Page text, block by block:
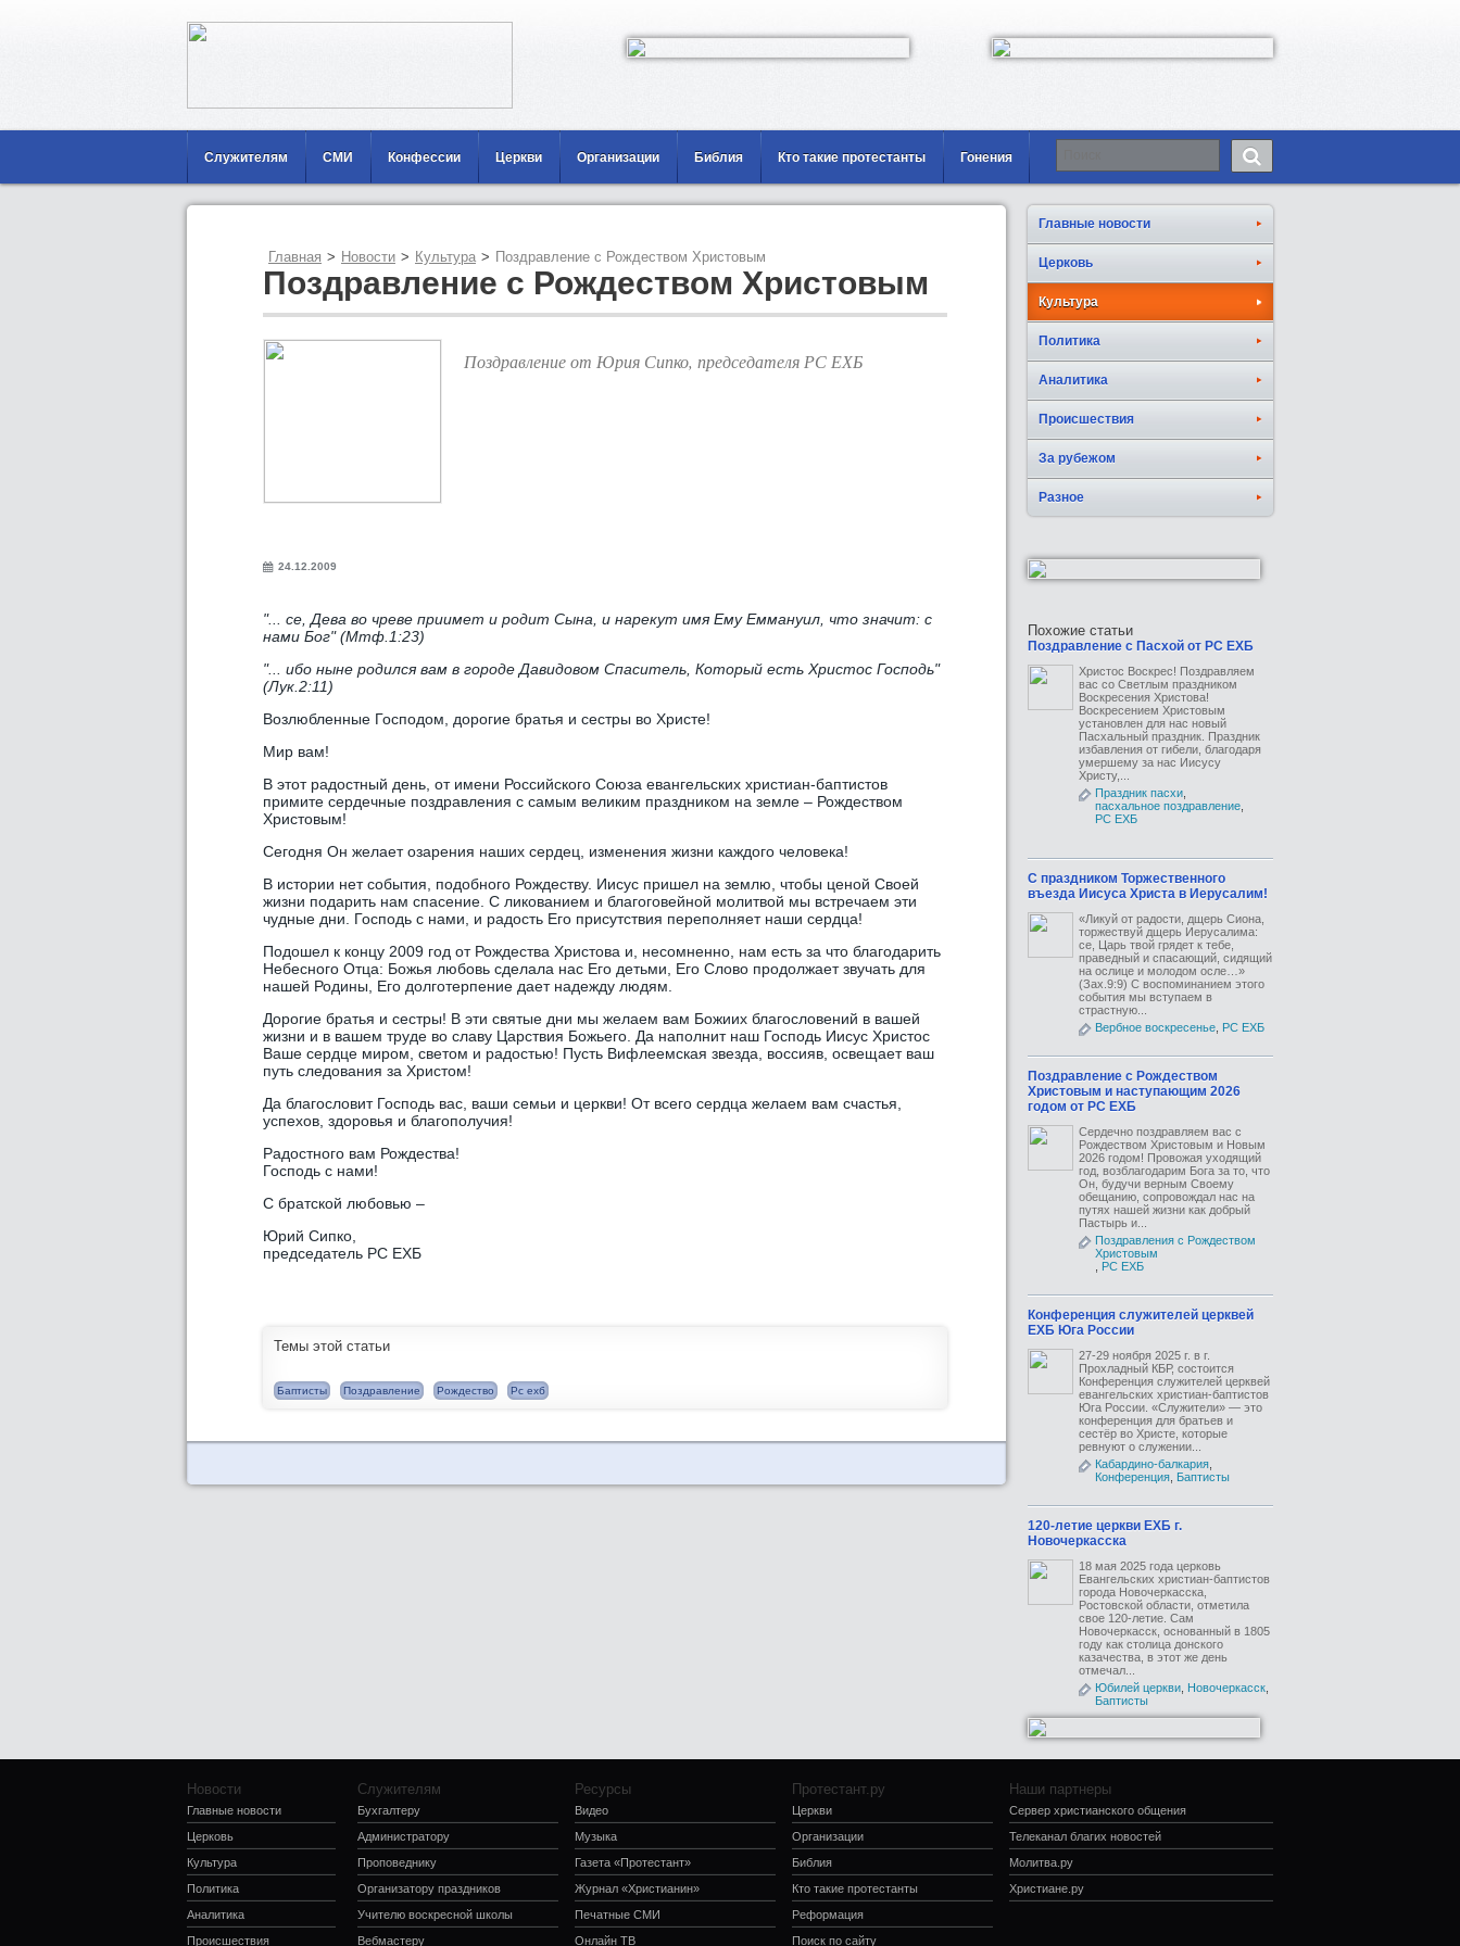
Служителям СМИ Конфессии Церкви Организации Библия Кто такие протестанты Гонения
Главная > Новости > Культура > Поздравление с Рождеством Христовым
Поздравление с Рождеством Христовым
Поздравление от Юрия Сипко, председателя РС ЕХБ
24.12.2009
"... се, Дева во чреве приимет и родит Сына, и нарекут имя Ему Еммануил, что значит: с
нами Бог" (Мтф.1:23)
"... ибо ныне родился вам в городе Давидовом Спаситель, Который есть Христос Господь"
(Лук.2:11)
Возлюбленные Господом, дорогие братья и сестры во Христе!
Мир вам!
В этот радостный день, от имени Российского Союза евангельских христиан-баптистов
примите сердечные поздравления с самым великим праздником на земле – Рождеством
Христовым!
Сегодня Он желает озарения наших сердец, изменения жизни каждого человека!
В истории нет события, подобного Рождеству. Иисус пришел на землю, чтобы ценой Своей
жизни подарить нам спасение. С ликованием и благоговейной молитвой мы встречаем эти
чудные дни. Господь с нами, и радость Его присутствия переполняет наши сердца!
Подошел к концу 2009 год от Рождества Христова и, несомненно, нам есть за что благодарить
Небесного Отца: Божья любовь сделала нас Его детьми, Его Слово продолжает звучать для
нашей Родины, Его долготерпение дает надежду людям.
Дорогие братья и сестры! В эти святые дни мы желаем вам Божиих благословений в вашей
жизни и в вашем труде во славу Царствия Божьего. Да наполнит наш Господь Иисус Христос
Ваше сердце миром, светом и радостью! Пусть Вифлеемская звезда, воссияв, освещает ваш
путь следования за Христом!
Да благословит Господь вас, ваши семьи и церкви! От всего сердца желаем вам счастья,
успехов, здоровья и благополучия!
Радостного вам Рождества!
Господь с нами!
С братской любовью –
Юрий Сипко,
председатель РС ЕХБ
Темы этой статьи
Баптисты Поздравление Рождество Рс ехб
Главные новости
Церковь
Культура
Политика
Аналитика
Происшествия
За рубежом
Разное
Похожие статьи
Поздравление с Пасхой от РС ЕХБ
Христос Воскрес! Поздравляем
вас со Светлым праздником
Воскресения Христова!
Воскресением Христовым
установлен для нас новый
Пасхальный праздник. Праздник
избавления от гибели, благодаря
умершему за нас Иисусу
Христу,...
Праздник пасхи
пасхальное поздравление
РС ЕХБ
С праздником Торжественного
въезда Иисуса Христа в Иерусалим!
«Ликуй от радости, дщерь Сиона,
торжествуй дщерь Иерусалима:
се, Царь твой грядет к тебе,
праведный и спасающий, сидящий
на ослице и молодом осле…»
(Зах.9:9) С воспоминанием этого
события мы вступаем в
страстную...
Вербное воскресенье РС ЕХБ
Поздравление с Рождеством
Христовым и наступающим 2026
годом от РС ЕХБ
Сердечно поздравляем вас с
Рождеством Христовым и Новым
2026 годом! Провожая уходящий
год, возблагодарим Бога за то, что
Он, будучи верным Своему
обещанию, сопровождал нас на
путях нашей жизни как добрый
Пастырь и...
Поздравления с Рождеством
Христовым
РС ЕХБ
Конференция служителей церквей
ЕХБ Юга России
27-29 ноября 2025 г. в г.
Прохладный КБР, состоится
Конференция служителей церквей
евангельских христиан-баптистов
Юга России. «Служители» — это
конференция для братьев и
сестёр во Христе, которые
ревнуют о служении...
Кабардино-балкария
Конференция Баптисты
120-летие церкви ЕХБ г.
Новочеркасска
18 мая 2025 года церковь
Евангельских христиан-баптистов
города Новочеркасска,
Ростовской области, отметила
свое 120-летие. Сам
Новочеркасск, основанный в 1805
году как столица донского
казачества, в этот же день
отмечал...
Юбилей церкви Новочеркасск
Баптисты
Новости
Главные новости
Церковь
Культура
Политика
Аналитика
Происшествия
Служителям
Бухгалтеру
Администратору
Проповеднику
Организатору праздников
Учителю воскресной школы
Вебмастеру
Ресурсы
Видео
Музыка
Газета «Протестант»
Журнал «Христианин»
Печатные СМИ
Онлайн ТВ
Протестант.ру
Церкви
Организации
Библия
Кто такие протестанты
Реформация
Поиск по сайту
Наши партнеры
Сервер христианского общения
Телеканал благих новостей
Молитва.ру
Христиане.ру